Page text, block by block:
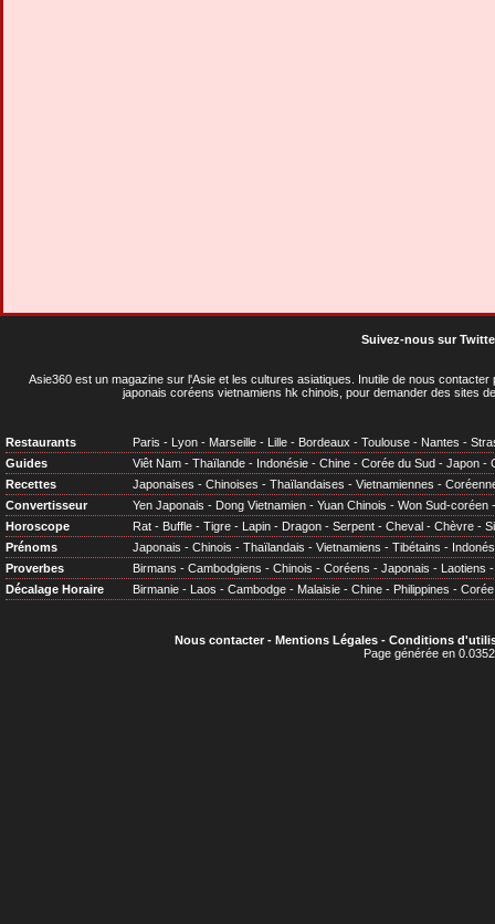
Suivez-nous sur
Asie360 est un magazine sur l'Asie et les cultures asiatiques . Inutile de nous
japonais coréens vietnamiens hk chinois, pour demander des sites
Restaurants Paris - Lyon - Marseille - Lille - Bordeaux - Toulouse - Nantes -
Guides
Viêt Nam - Thaïlande - Indonésie - Chine - Corée du Sud - Japon -
Recettes
Japonaises - Chinoises - Thaïlandaises - Vietnamiennes -
Convertisseur
Yen Japonais - Dong Vietnamien - Yuan Chinois - Won Sud-coréen
Horoscope
Rat - Buffle - Tigre - Lapin - Dragon - Serpent - Cheval - Chèvre -
Prénoms
Japonais - Chinois - Thaïlandais - Vietnamiens - Tibétains -
Proverbes
Birmans - Cambodgiens - Chinois - Coréens - Japonais - Laotiens
Décalage Horaire
Birmanie - Laos - Cambodge - Malaisie - Chine - Philippines - Corée
Nous contacter- Mentions Légales- Conditions
Page générée en